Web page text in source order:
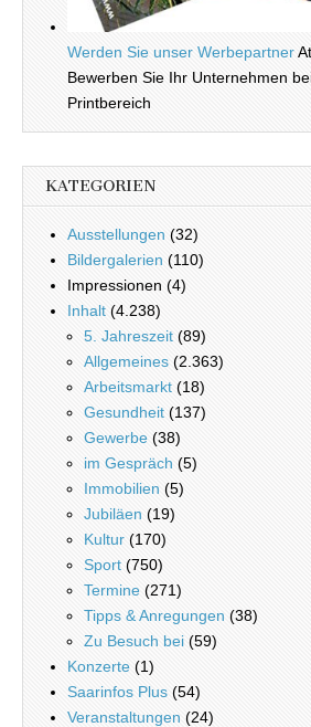
Werden Sie unser Werbepartner
Bewerben Sie Ihr Unternehmen
Printbereich
KATEGORIEN
Ausstellungen (32)
Bildergalerien (110)
Impressionen (4)
Inhalt (4.238)
5. Jahreszeit (89)
Allgemeines (2.363)
Arbeitsmarkt (18)
Gesundheit (137)
Gewerbe (38)
im Gespräch (5)
Immobilien (5)
Jubiläen (19)
Kultur (170)
Sport (750)
Termine (271)
Tipps & Anregungen (38)
Zu Besuch bei (59)
Konzerte (1)
Saarinfos Plus (54)
Veranstaltungen (24)